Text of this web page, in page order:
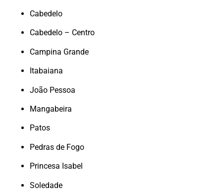
Cabedelo
Cabedelo – Centro
Campina Grande
Itabaiana
João Pessoa
Mangabeira
Patos
Pedras de Fogo
Princesa Isabel
Soledade